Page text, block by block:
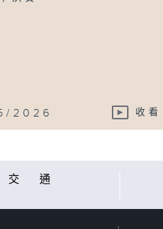
2026 收看
交 通